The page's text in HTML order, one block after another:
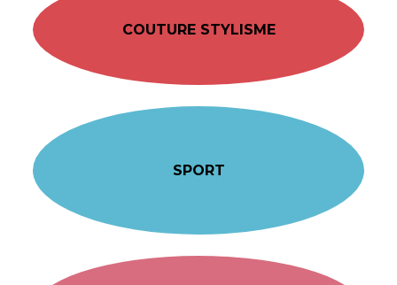
COUTURE STYLISME
SPORT